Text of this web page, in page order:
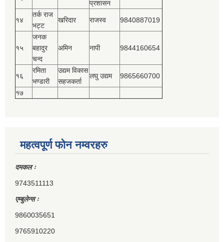
प्रशासन
१४
तर्क राज
भट्ट
खरिदार राजस्‍व 9840887019
१५
जनक
बहादुर
चन्द
अमिन नापी 9844160654
१६
रमिता
भण्डारी
उद्यम विकास
सहजकर्ता
लघु उद्यम 9865660700
१७
महत्वपूर्ण फोन नम्वरहरु
दमकल ः
9743511113
एम्बुलेन्स ः
9860035651
9765910220